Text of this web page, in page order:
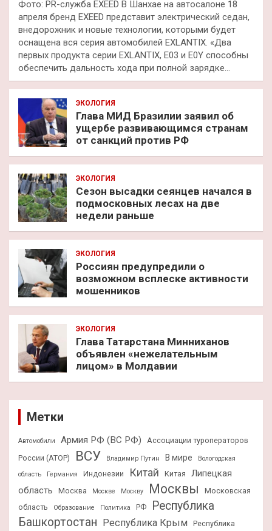
Фото: PR-служба EXEED В Шанхае на автосалоне 18
апреля бренд EXEED представит электрический седан,
внедорожник и новые технологии, которыми будет
оснащена вся серия автомобилей EXLANTIX. «Два
первых продукта серии EXLANTIX, E03 и E0Y способны
обеспечить дальность хода при полной зарядке…
ЭКОЛОГИЯ
Глава МИД Бразилии заявил об
ущербе развивающимся странам
от санкций против РФ
ЭКОЛОГИЯ
Сезон высадки сеянцев начался в
подмосковных лесах на две
недели раньше
ЭКОЛОГИЯ
Россиян предупредили о
возможном всплеске активности
мошенников
ЭКОЛОГИЯ
Глава Татарстана Минниханов
объявлен «нежелательным
лицом» в Молдавии
Метки
Автомобили Армия РФ (ВС РФ)
Ассоциации туроператоров
России (АТОР)
ВСУ Владимир Путин В мире
Вологодская
область
Германия Индонезии Китай Китая
Липецкая
область
Москва Москве Москву Москвы
Московская
область
Образование Политика РФ
Республика
Башкортостан Республика Крым Республика